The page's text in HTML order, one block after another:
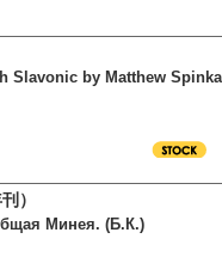
Slavonic by Matthew
）
Минея. (Б.К.)